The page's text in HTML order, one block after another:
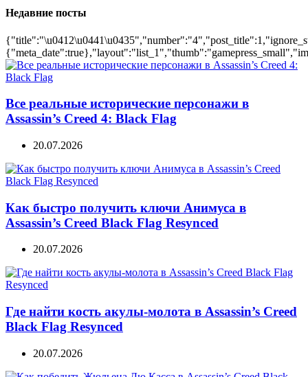
Недавние посты
Все реальные исторические персонажи в
Assassin’s Creed 4: Black Flag
20.07.2026
Как быстро получить ключи Анимуса в
Assassin’s Creed Black Flag Resynced
20.07.2026
Где найти кость акулы-молота в Assassin’s Creed
Black Flag Resynced
20.07.2026